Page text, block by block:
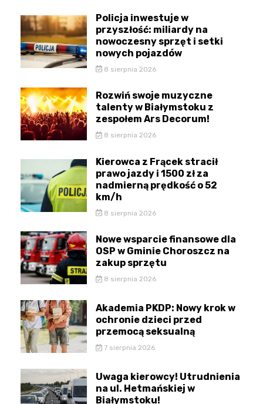
Policja inwestuje w
przyszłość: miliardy na
nowoczesny sprzęt i setki
nowych pojazdów
8 sierpnia 2026
Rozwiń swoje muzyczne
talenty w Białymstoku z
zespołem Ars Decorum!
8 sierpnia 2026
Kierowca z Frącek stracił
prawo jazdy i 1500 zł za
nadmierną prędkość o 52
km/h
8 sierpnia 2026
Nowe wsparcie finansowe dla
OSP w Gminie Choroszcz na
zakup sprzętu
8 sierpnia 2026
Akademia PKDP: Nowy krok w
ochronie dzieci przed
przemocą seksualną
7 sierpnia 2026
Uwaga kierowcy! Utrudnienia
na ul. Hetmańskiej w
Białymstoku!